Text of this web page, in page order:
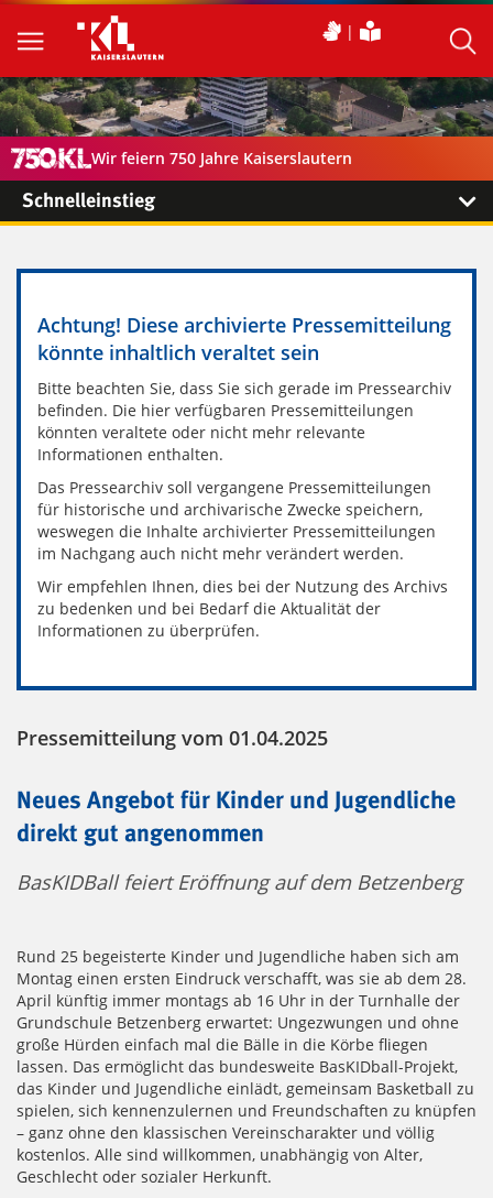
Wir feiern 750 Jahre Kaiserslautern
Schnelleinstieg
Achtung! Diese archivierte Pressemitteilung
könnte inhaltlich veraltet sein
Bitte beachten Sie, dass Sie sich gerade im Pressearchiv
befinden. Die hier verfügbaren Pressemitteilungen
könnten veraltete oder nicht mehr relevante
Informationen enthalten.
Das Pressearchiv soll vergangene Pressemitteilungen
für historische und archivarische Zwecke speichern,
weswegen die Inhalte archivierter Pressemitteilungen
im Nachgang auch nicht mehr verändert werden.
Wir empfehlen Ihnen, dies bei der Nutzung des Archivs
zu bedenken und bei Bedarf die Aktualität der
Informationen zu überprüfen.
Pressemitteilung vom 01.04.2025
Neues Angebot für Kinder und Jugendliche
direkt gut angenommen
BasKIDBall feiert Eröffnung auf dem Betzenberg
Rund 25 begeisterte Kinder und Jugendliche haben sich am
Montag einen ersten Eindruck verschafft, was sie ab dem 28.
April künftig immer montags ab 16 Uhr in der Turnhalle der
Grundschule Betzenberg erwartet: Ungezwungen und ohne
große Hürden einfach mal die Bälle in die Körbe fliegen
lassen. Das ermöglicht das bundesweite BasKIDball-Projekt,
das Kinder und Jugendliche einlädt, gemeinsam Basketball zu
spielen, sich kennenzulernen und Freundschaften zu knüpfen
– ganz ohne den klassischen Vereinscharakter und völlig
kostenlos. Alle sind willkommen, unabhängig von Alter,
Geschlecht oder sozialer Herkunft.